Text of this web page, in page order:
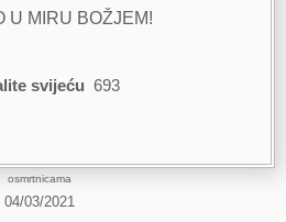
U MIRU BOŽJEM!
svijeću 693
osmrtnicama
04/03/2021